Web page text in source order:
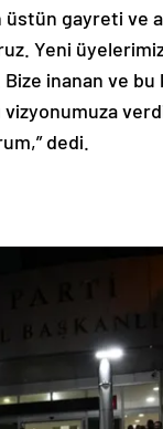
üstün gayreti ve
Yeni
inanan ve
vizyonumuza
dedi.